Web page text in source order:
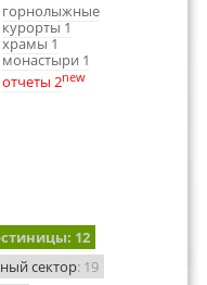
горнолыжные
курорты 1
храмы 1
монастыри 1
отчеты 2new
: 12
сектор: 19